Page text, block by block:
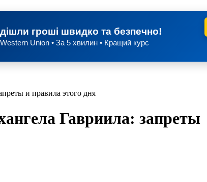
гроші швидко та безпечно!
Western Union • За 5 хвилин • Кращий курс
и правила этого дня
Гавриила: запреты